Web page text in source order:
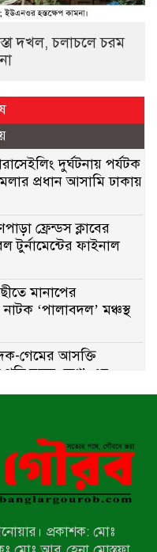
দখল, চলাচলে চরম
দুর্ঘটনায় পর্যটক
প্রধান আসামি ঢাকায়
ফ্রেন্ডস ক্লাবের
ফাইনাল
মানাপের
‘পালাবদল’ মঞ্চস্থ
গেমের আসক্তি
গড়ি নতুন দেশ’-এর
খাস জমির রাস্তা দখল,
ইউএনওর হস্তক্ষেপ
ডুবে নন্দীগ্রামের
প্রকাশক: মোঃ